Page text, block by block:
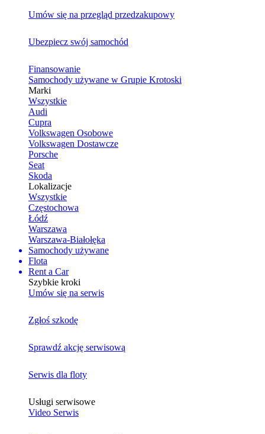
Umów się na przegląd przedzakupowy
Ubezpiecz swój samochód
Finansowanie
Samochody używane w Grupie Krotoski
Marki
Wszystkie
Audi
Cupra
Volkswagen Osobowe
Volkswagen Dostawcze
Porsche
Seat
Skoda
Lokalizacje
Wszystkie
Częstochowa
Łódź
Warszawa
Warszawa-Białołęka
Samochody używane
Flota
Rent a Car
Szybkie kroki
Umów się na serwis
Zgłoś szkodę
Sprawdź akcję serwisową
Serwis dla floty
Usługi serwisowe
Video Serwis